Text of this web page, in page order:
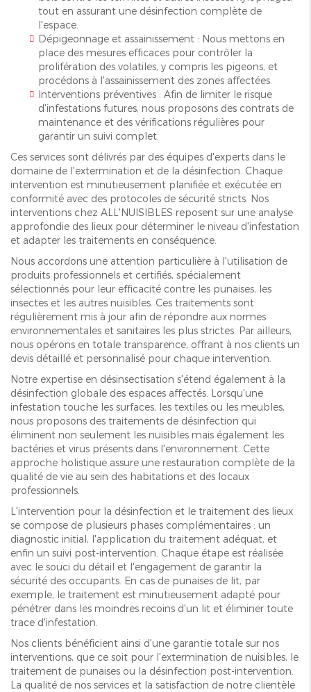
tout en assurant une désinfection complète de
l'espace.
Dépigeonnage et assainissement : Nous mettons en
place des mesures efficaces pour contrôler la
prolifération des volatiles, y compris les pigeons, et
procédons à l'assainissement des zones affectées.
Interventions préventives : Afin de limiter le risque
d'infestations futures, nous proposons des contrats de
maintenance et des vérifications régulières pour
garantir un suivi complet.
Ces services sont délivrés par des équipes d'experts dans le
domaine de l'extermination et de la désinfection. Chaque
intervention est minutieusement planifiée et exécutée en
conformité avec des protocoles de sécurité stricts. Nos
interventions chez ALL'NUISIBLES reposent sur une analyse
approfondie des lieux pour déterminer le niveau d'infestation
et adapter les traitements en conséquence.
Nous accordons une attention particulière à l'utilisation de
produits professionnels et certifiés, spécialement
sélectionnés pour leur efficacité contre les punaises, les
insectes et les autres nuisibles. Ces traitements sont
régulièrement mis à jour afin de répondre aux normes
environnementales et sanitaires les plus strictes. Par ailleurs,
nous opérons en totale transparence, offrant à nos clients un
devis détaillé et personnalisé pour chaque intervention.
Notre expertise en désinsectisation s'étend également à la
désinfection globale des espaces affectés. Lorsqu'une
infestation touche les surfaces, les textiles ou les meubles,
nous proposons des traitements de désinfection qui
éliminent non seulement les nuisibles mais également les
bactéries et virus présents dans l'environnement. Cette
approche holistique assure une restauration complète de la
qualité de vie au sein des habitations et des locaux
professionnels.
L'intervention pour la désinfection et le traitement des lieux
se compose de plusieurs phases complémentaires : un
diagnostic initial, l'application du traitement adéquat, et
enfin un suivi post-intervention. Chaque étape est réalisée
avec le souci du détail et l'engagement de garantir la
sécurité des occupants. En cas de punaises de lit, par
exemple, le traitement est minutieusement adapté pour
pénétrer dans les moindres recoins d'un lit et éliminer toute
trace d'infestation.
Nos clients bénéficient ainsi d'une garantie totale sur nos
interventions, que ce soit pour l'extermination de nuisibles, le
traitement de punaises ou la désinfection post-intervention.
La qualité de nos services et la satisfaction de notre clientèle